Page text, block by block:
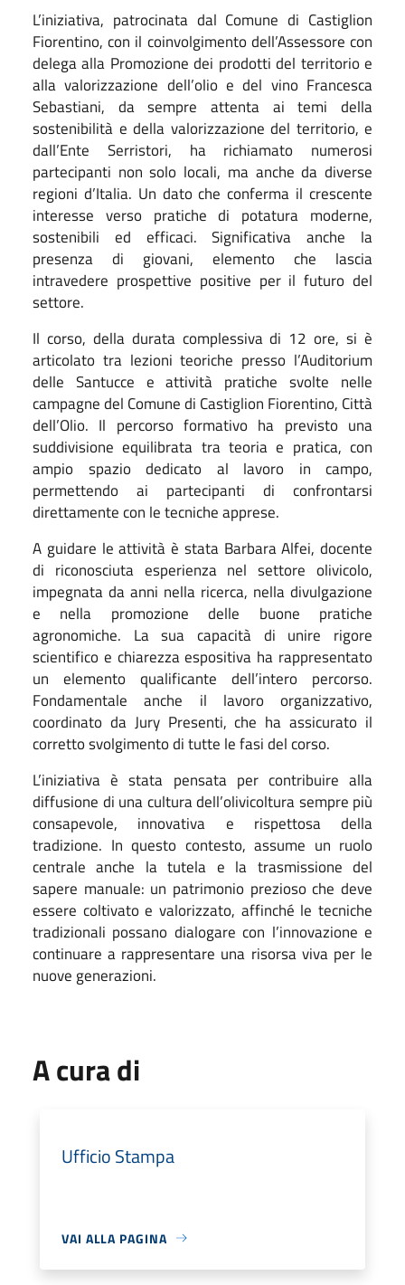
L’iniziativa, patrocinata dal Comune di Castiglion
Fiorentino, con il coinvolgimento dell’Assessore con
delega alla Promozione dei prodotti del territorio e
alla valorizzazione dell’olio e del vino Francesca
Sebastiani, da sempre attenta ai temi della
sostenibilità e della valorizzazione del territorio, e
dall’Ente Serristori, ha richiamato numerosi
partecipanti non solo locali, ma anche da diverse
regioni d’Italia. Un dato che conferma il crescente
interesse verso pratiche di potatura moderne,
sostenibili ed efficaci. Significativa anche la
presenza di giovani, elemento che lascia
intravedere prospettive positive per il futuro del
settore.
Il corso, della durata complessiva di 12 ore, si è
articolato tra lezioni teoriche presso l’Auditorium
delle Santucce e attività pratiche svolte nelle
campagne del Comune di Castiglion Fiorentino, Città
dell’Olio. Il percorso formativo ha previsto una
suddivisione equilibrata tra teoria e pratica, con
ampio spazio dedicato al lavoro in campo,
permettendo ai partecipanti di confrontarsi
direttamente con le tecniche apprese.
A guidare le attività è stata Barbara Alfei, docente
di riconosciuta esperienza nel settore olivicolo,
impegnata da anni nella ricerca, nella divulgazione
e nella promozione delle buone pratiche
agronomiche. La sua capacità di unire rigore
scientifico e chiarezza espositiva ha rappresentato
un elemento qualificante dell’intero percorso.
Fondamentale anche il lavoro organizzativo,
coordinato da Jury Presenti, che ha assicurato il
corretto svolgimento di tutte le fasi del corso.
L’iniziativa è stata pensata per contribuire alla
diffusione di una cultura dell’olivicoltura sempre più
consapevole, innovativa e rispettosa della
tradizione. In questo contesto, assume un ruolo
centrale anche la tutela e la trasmissione del
sapere manuale: un patrimonio prezioso che deve
essere coltivato e valorizzato, affinché le tecniche
tradizionali possano dialogare con l’innovazione e
continuare a rappresentare una risorsa viva per le
nuove generazioni.
A cura di
Ufficio Stampa
VAI ALLA PAGINA